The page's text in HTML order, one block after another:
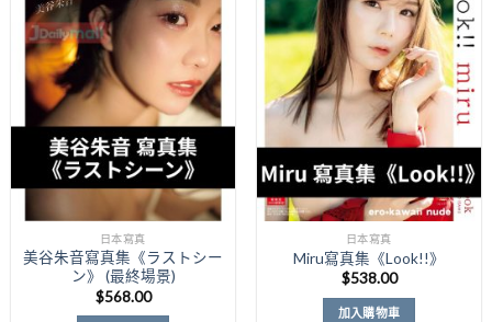
Add to
Wishlist
日本寫真
美谷朱音寫真集《ラストシー
ン》 (最終場景)
$568.00
Add to
Wishlist
日本寫真
Miru寫真集《Look!!》
$538.00
加入購物車